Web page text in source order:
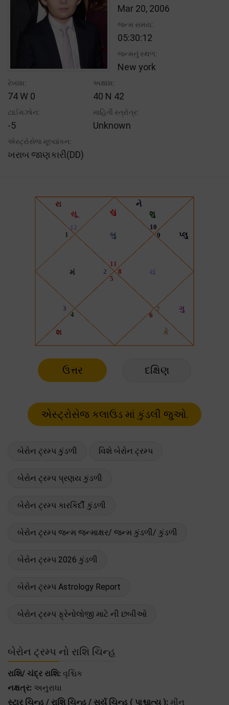
Mar 20, 2006
જન્મ સમય:
05:30:12
જન્મનું સ્થળ:
New york
રેખાંશ:
74 W 0
અક્ષાંશ:
40 N 42
ટાઈમઝોન:
-5
માહિતી સ્ત્રોત્ર:
Unknown
એસ્ટ્રોસેજ મૂલ્યાંકન:
ખરાબ જાણકારી(DD)
ઉત્તર દક્ષિણ
બેરોન ટ્રમ્પ કુંડળી વિશે બેરોન ટ્રમ્પ
બેરોન ટ્રમ્પ પ્રણય કુંડળી
બેરોન ટ્રમ્પ કારકિર્દી કુંડળી
બેરોન ટ્રમ્પ જન્મ જન્માક્ષર/ જન્મ કુંડળી/ કુંડળી
બેરોન ટ્રમ્પ 2026 કુંડળી
બેરોન ટ્રમ્પ Astrology Report
બેરોન ટ્રમ્પ ફ્રેનોલોજી માટે ની છબીઓ
બેરોન ટ્રમ્પ નો રાશિ ચિન્હ
રાશિ/ ચંદ્ર રાશિ: વૃશ્ચિક
નક્ષત્ર: અનુરાધા
સ્ટાર ચિન્હ / રાશિ ચિન્હ / સૂર્ય ચિન્હ ( પાશ્ચાત્ય ): મીન